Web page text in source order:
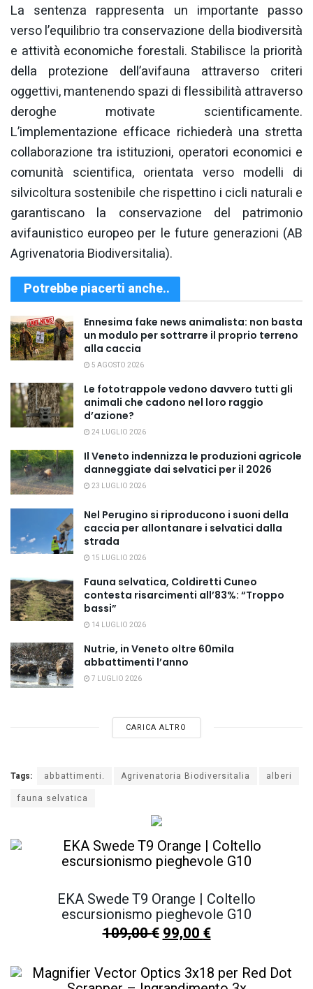
La sentenza rappresenta un importante passo
verso l’equilibrio tra conservazione della biodiversità
e attività economiche forestali. Stabilisce la priorità
della protezione dell’avifauna attraverso criteri
oggettivi, mantenendo spazi di flessibilità attraverso
deroghe motivate scientificamente.
L’implementazione efficace richiederà una stretta
collaborazione tra istituzioni, operatori economici e
comunità scientifica, orientata verso modelli di
silvicoltura sostenibile che rispettino i cicli naturali e
garantiscano la conservazione del patrimonio
avifaunistico europeo per le future generazioni (AB
Agrivenatoria Biodiversitalia).
Potrebbe piacerti anche..
Ennesima fake news animalista: non basta
un modulo per sottrarre il proprio terreno
alla caccia
5 AGOSTO 2026
Le fototrappole vedono davvero tutti gli
animali che cadono nel loro raggio
d’azione?
24 LUGLIO 2026
Il Veneto indennizza le produzioni agricole
danneggiate dai selvatici per il 2026
23 LUGLIO 2026
Nel Perugino si riproducono i suoni della
caccia per allontanare i selvatici dalla
strada
15 LUGLIO 2026
Fauna selvatica, Coldiretti Cuneo
contesta risarcimenti all’83%: “Troppo
bassi”
14 LUGLIO 2026
Nutrie, in Veneto oltre 60mila
abbattimenti l’anno
7 LUGLIO 2026
CARICA ALTRO
Tags: abbattimenti. Agrivenatoria Biodiversitalia
alberi
fauna selvatica
EKA Swede T9 Orange | Coltello
escursionismo pieghevole G10
109,00€99,00€